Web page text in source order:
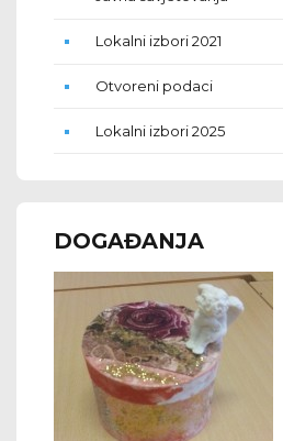
Lokalni izbori 2021
Otvoreni podaci
Lokalni izbori 2025
DOGAĐANJA